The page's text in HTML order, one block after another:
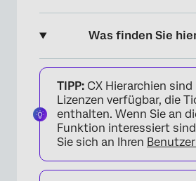
Was finden Sie
Informationen zu Hierarchien
untergeordneten Elementen
Generieren einer Hierarchie
untergeordneten Elementen
TIPP: CX Hierarchien
Lizenzen verfügbar, die
enthalten. Wenn Sie an
Funktion interessiert
Sie sich an Ihren